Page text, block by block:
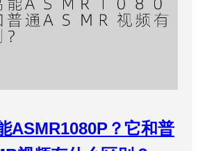
ASMR1080P？它和普